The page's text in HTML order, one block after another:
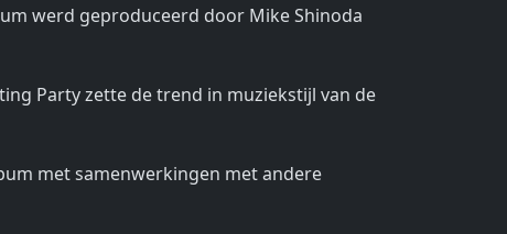
werd geproduceerd door Mike Shinoda
Party zette de trend in muziekstijl van de
met samenwerkingen met andere